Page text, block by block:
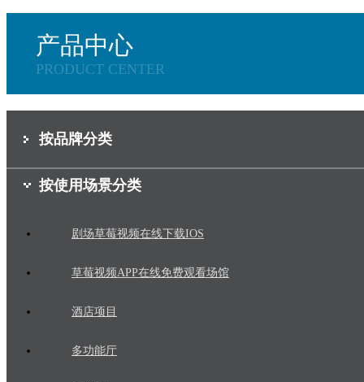
产品中心
PRODUCT CENTER
按品牌分类
按使用场景分类
剧场草莓视频在线下载IOS
草莓视频APP在线免费观看场馆
酒店项目
多功能厅